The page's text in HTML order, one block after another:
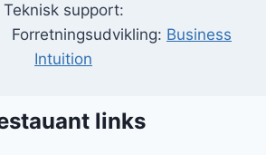
Teknisk support:
Business
Intuition
links